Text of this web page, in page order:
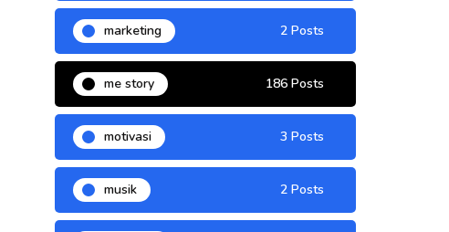
marketing 2 Posts
me story 186 Posts
motivasi 3 Posts
musik 2 Posts